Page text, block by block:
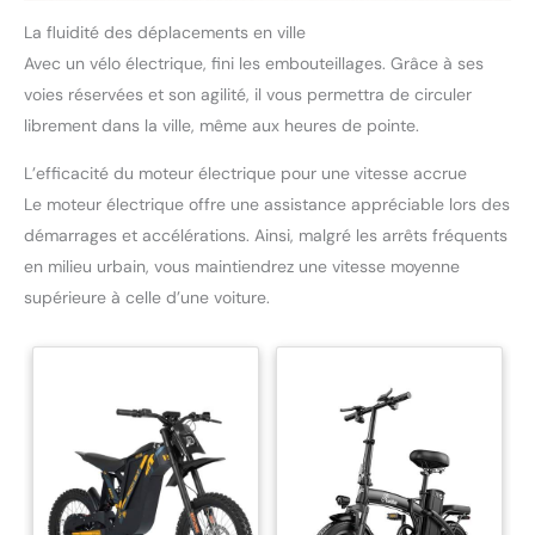
La fluidité des déplacements en ville
Avec un vélo électrique, fini les embouteillages. Grâce à ses
voies réservées et son agilité, il vous permettra de circuler
librement dans la ville, même aux heures de pointe.
L’efficacité du moteur électrique pour une vitesse accrue
Le moteur électrique offre une assistance appréciable lors des
démarrages et accélérations. Ainsi, malgré les arrêts fréquents
en milieu urbain, vous maintiendrez une vitesse moyenne
supérieure à celle d’une voiture.